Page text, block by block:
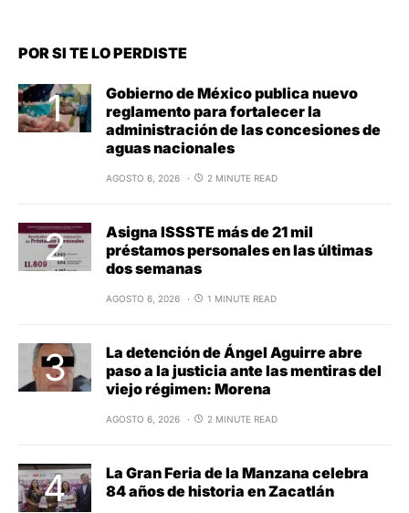
POR SI TE LO PERDISTE
Gobierno de México publica nuevo
reglamento para fortalecer la
administración de las concesiones de
aguas nacionales
AGOSTO 6, 2026 2 MINUTE READ
Asigna ISSSTE más de 21 mil
préstamos personales en las últimas
dos semanas
AGOSTO 6, 2026 1 MINUTE READ
La detención de Ángel Aguirre abre
paso a la justicia ante las mentiras del
viejo régimen: Morena
AGOSTO 6, 2026 2 MINUTE READ
La Gran Feria de la Manzana celebra
84 años de historia en Zacatlán